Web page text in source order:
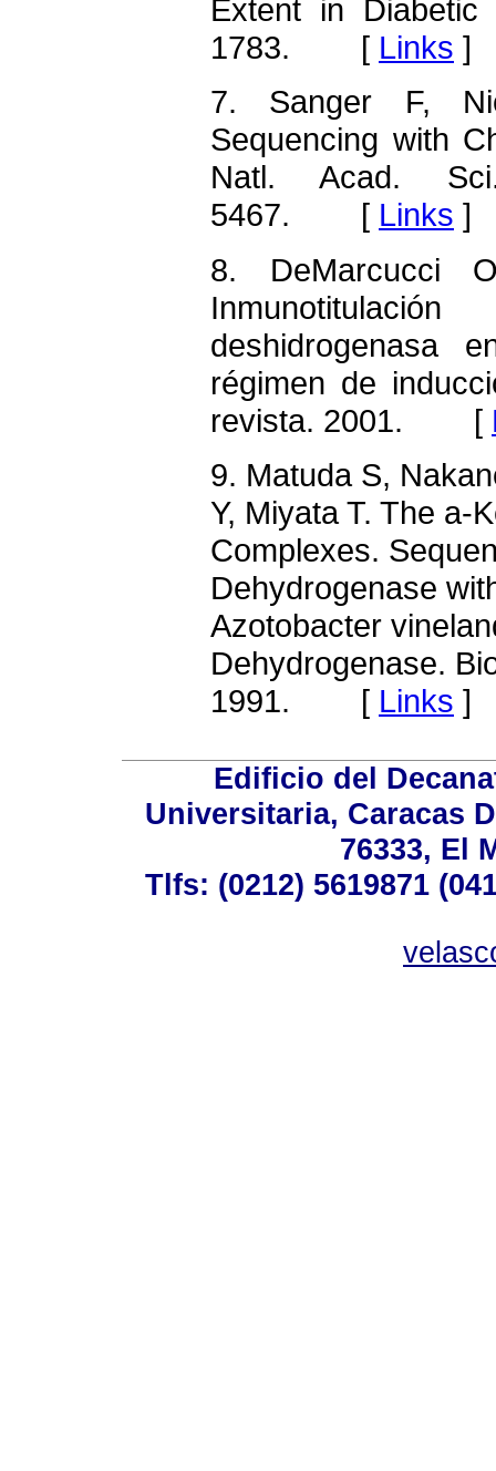
Extent in
1783. [ Links ]
7. Sanger F,
Sequencing with
Natl. Acad.
5467. [ Links ]
8. DeMarcucci
deshidrogenasa
régimen de
revista. 2001. [
9. Matuda S,
Y, Miyata T. The a-
Complexes.
Dehydrogenase
Azotobacter
Dehydrogenase.
1991. [ Links ]
Edificio del
Universitaria, Caracas
76333, El
Tlfs: (0212) 5619871